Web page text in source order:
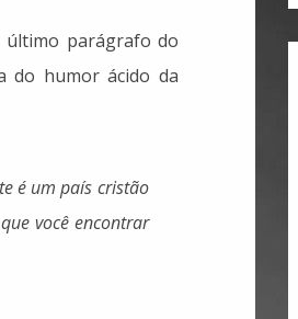
último parágrafo do
do humor ácido da
é um país cristão
você encontrar